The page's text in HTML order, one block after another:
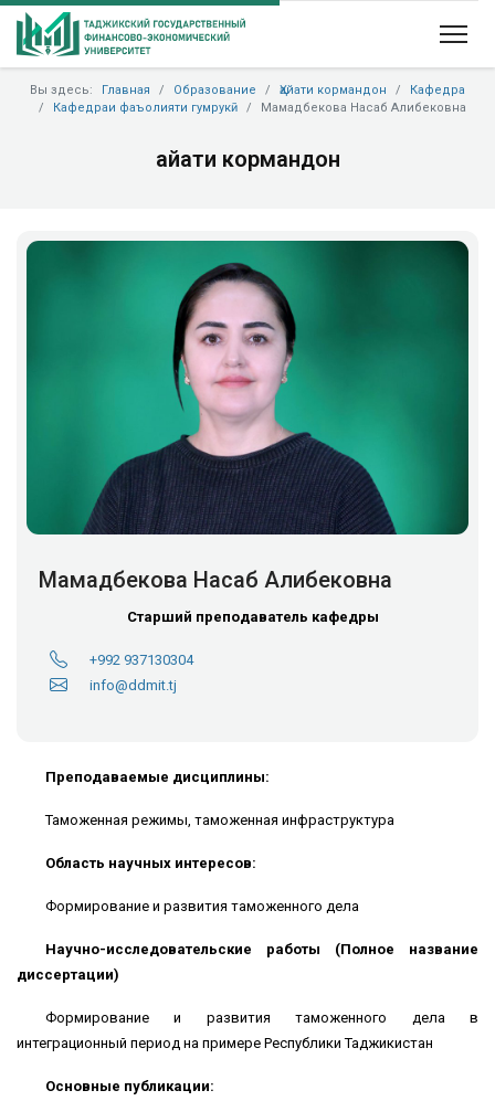
Вы здесь: Главная Образование Ҳайати кормандон
Кафедра
Кафедраи фаъолияти гумрукӣ
Мамадбекова Насаб Алибековна
Ҳайати кормандон
Мамадбекова Насаб Алибековна
Старший преподаватель кафедры
+992 937130304
info@ddmit.tj
Преподаваемые дисциплины:
Таможенная режимы, таможенная инфраструктура
Область научных интересов:
Формирование и развития таможенного дела
Научно-исследовательские работы (Полное название
диссертации)
Формирование и развития таможенного дела в
интеграционный период на примере Республики Таджикистан
Основные публикации: